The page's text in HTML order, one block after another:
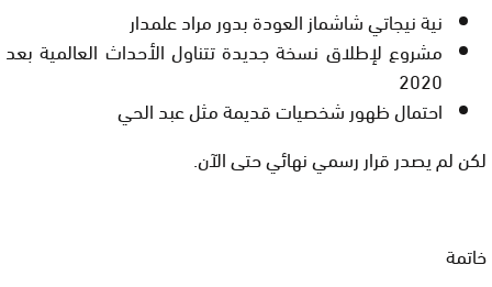
نية نيجاتي شاشماز العودة بدور مراد علمدار
مشروع لإطلاق نسخة جديدة تتناول الأحداث العالمية بعد
2020
احتمال ظهور شخصيات قديمة مثل عبد الحي
لكنلم يصدر قرار رسمي نهائي حتى الآن.
خاتمة